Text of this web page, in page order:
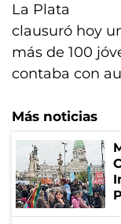
La Plata
clausuró hoy
más de 100
contaba con
Más noticias